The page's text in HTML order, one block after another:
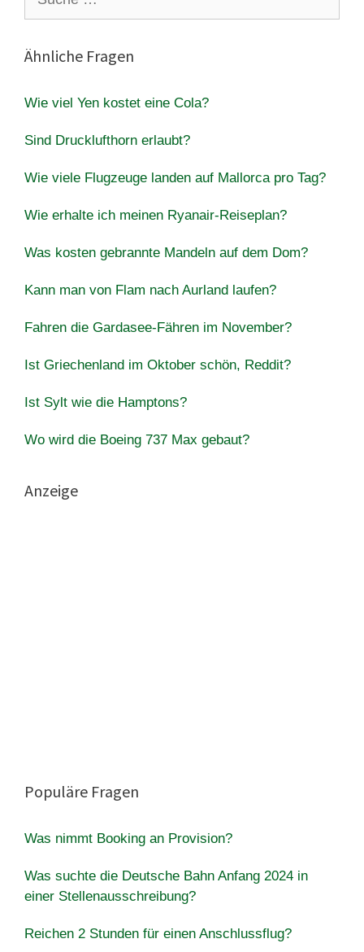
nach:
Ähnliche Fragen
Wie viel Yen kostet eine Cola?
Sind Drucklufthorn erlaubt?
Wie viele Flugzeuge landen auf Mallorca pro Tag?
Wie erhalte ich meinen Ryanair-Reiseplan?
Was kosten gebrannte Mandeln auf dem Dom?
Kann man von Flam nach Aurland laufen?
Fahren die Gardasee-Fähren im November?
Ist Griechenland im Oktober schön, Reddit?
Ist Sylt wie die Hamptons?
Wo wird die Boeing 737 Max gebaut?
Anzeige
Populäre Fragen
Was nimmt Booking an Provision?
Was suchte die Deutsche Bahn Anfang 2024 in
einer Stellenausschreibung?
Reichen 2 Stunden für einen Anschlussflug?